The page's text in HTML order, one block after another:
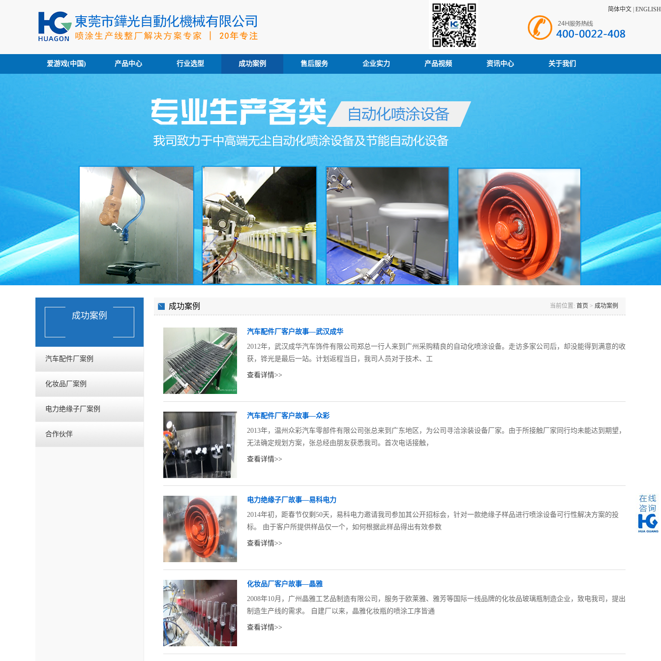
简体中文 ENGLISH
爱游戏(中国) 产品中心 行业选型 成功案例 售后服务 企业实力 产品视频 资讯中心 关于我们
成功案例
汽车配件厂案例
化妆品厂案例
电力绝缘子厂案例
合作伙伴
当前位置: 首页 > 成功案例
成功案例
汽车配件厂客户故事—武汉成华
2012年，武汉成华汽车饰件有限公司郑总一行人来到广州采购精良的自动化喷涂设备。走访多家公司后，却没能得到满意的收
获，铧光是最后一站。计划返程当日，我司人员对于技术、工
查看详情>>
汽车配件厂客户故事—众彩
2013年，温州众彩汽车零部件有限公司张总来到广东地区，为公司寻洽涂装设备厂家。由于所接触厂家同行均未能达到期望，
无法确定规划方案，张总经由朋友获悉我司。首次电话接触，
查看详情>>
电力绝缘子厂故事—易科电力
2014年初，距春节仅剩50天，易科电力邀请我司参加其公开招标会，针对一款绝缘子样品进行喷涂设备可行性解决方案的投
标。 由于客户所提供样品仅一个，如何根据此样品得出有效参数
查看详情>>
化妆品厂客户故事—晶雅
2008年10月，广州晶雅工艺品制造有限公司，服务于欧莱雅、雅芳等国际一线品牌的化妆品玻璃瓶制造企业，致电我司，提出
制造生产线的需求。 自建厂以来，晶雅化妆瓶的喷涂工序皆通
查看详情>>